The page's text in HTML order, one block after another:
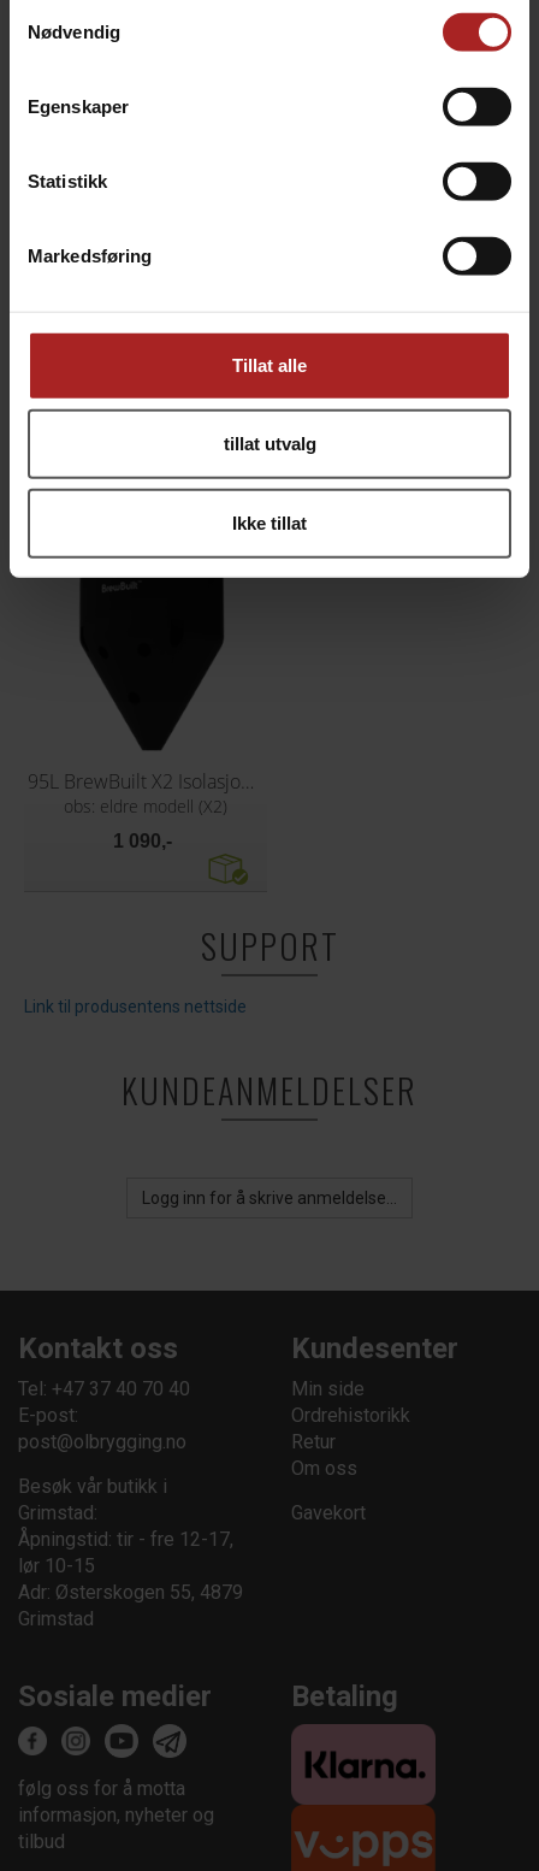
Nødvendig
Egenskaper
Statistikk
Markedsføring
Tillat alle
tillat utvalg
Ikke tillat
Bruksområde
144L BrewBuilt X2 Isolasjonskappe 26L BrewBuilt X2 Isolasjonskappe
95L BrewBuilt X2 Isolasjonskappe
obs: eldre modell (X2)
1 090,-
SUPPORT
Link til produsentens nettside
KUNDEANMELDELSER
Logg inn for å skrive anmeldelse...
Kontakt oss
Tel: +47 37 40 70 40
E-post:
post@olbrygging.no
Besøk vår butikk i
Grimstad:
Åpningstid: tir - fre 12-17,
lør 10-15
Adr: Østerskogen 55, 4879
Grimstad
Kundesenter
Min side
Ordrehistorikk
Retur
Om oss
Gavekort
Sosiale medier
følg oss for å motta
informasjon, nyheter og
tilbud
Betaling